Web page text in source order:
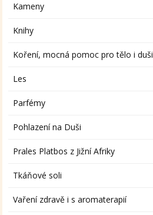
Kameny
Knihy
Koření, mocná pomoc pro tělo i duši
Les
Parfémy
Pohlazení na Duši
Prales Platbos z Jižní Afriky
Tkáňové soli
Vaření zdravě i s aromaterapií